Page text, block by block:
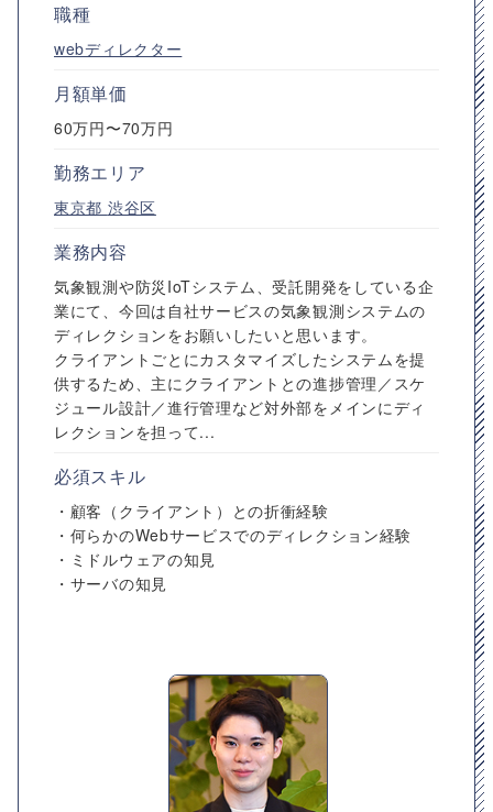
職種
webディレクター
月額単価
60万円〜70万円
勤務エリア
東京都 渋谷区
業務内容
気象観測や防災IoTシステム、受託開発をしている企
業にて、今回は自社サービスの気象観測システムの
ディレクションをお願いしたいと思います。
クライアントごとにカスタマイズしたシステムを提
供するため、主にクライアントとの進捗管理／スケ
ジュール設計／進行管理など対外部をメインにディ
レクションを担って...
必須スキル
・顧客（クライアント）との折衝経験
・何らかのWebサービスでのディレクション経験
・ミドルウェアの知見
・サーバの知見